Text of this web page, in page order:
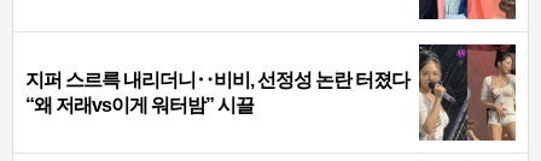
지퍼 스르륵 내리더니‥비비, 선정성 논란 터졌다
“왜 저래vs이게 워터밤” 시끌